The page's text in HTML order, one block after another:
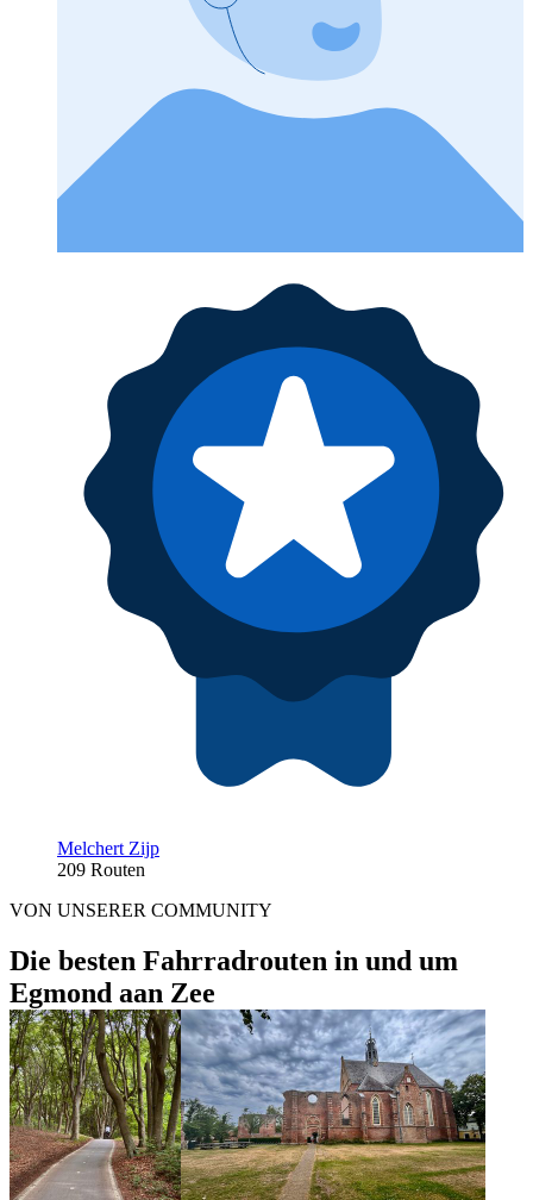
Melchert Zijp
209 Routen
VON UNSERER COMMUNITY
Die besten Fahrradrouten in und um
Egmond aan Zee